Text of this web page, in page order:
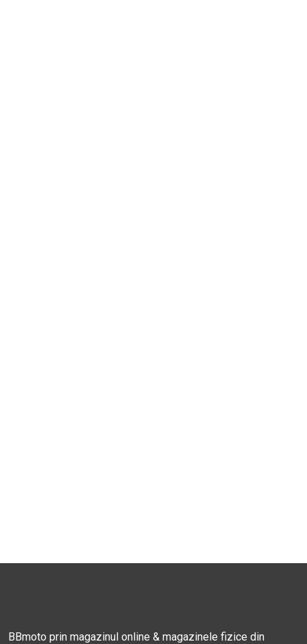
BBmoto prin magazinul online & magazinele fizice din